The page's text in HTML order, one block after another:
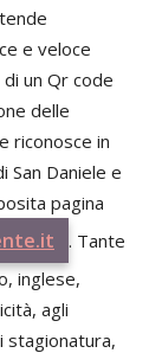
e veloce
un Qr code
delle
riconosce in
San Daniele e
pagina
. Tante
inglese,
agli
stagionatura,